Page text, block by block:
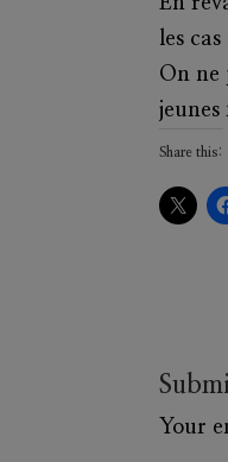
les
On ne
jeunes
Share this:
Your